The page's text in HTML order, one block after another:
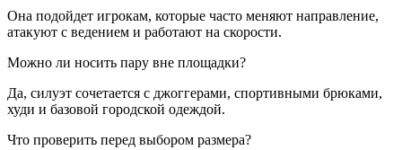
Она подойдет игрокам, которые часто меняют направление,
атакуют с ведением и работают на скорости.
Можно ли носить пару вне площадки?
Да, силуэт сочетается с джоггерами, спортивными брюками,
худи и базовой городской одеждой.
Что проверить перед выбором размера?